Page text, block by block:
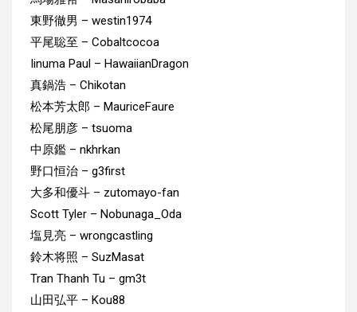
東野徹男 – westin1974
平尾聡至 – Cobaltcocoa
Iinuma Paul – HawaiianDragon
真鍋浩 – Chikotan
松本芳太郎 – MauriceFaure
松尾朋彦 – tsuoma
中原鑑 – nkhrkan
野口恒治 – g3first
大多和優斗 – zutomayo-fan
Scott Tyler – Nobunaga_Oda
塩見亮 – wrongcastling
鈴木将照 – SuzMasat
Tran Thanh Tu – gm3t
山田弘平 – Kou88